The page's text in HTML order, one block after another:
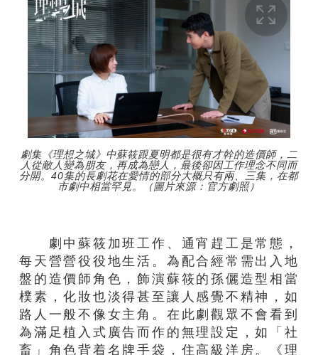
劇集《理想之城》中蘇筱跟夏明都是很有才幹的造價師，二
人從敵人變為朋友，再成為戀人，最後卻因工作理念不同而
分開。40集的長劇花在愛情的部分大概只有兩、三集，在都
市劇中相當罕見。（圖片來源：官方劇照）
劇中蘇筱加班工作、通宵趕工是常態，
每天營營役役地生活。為配合經常需出入地
盤的造價師角色，飾演蘇筱的孫儷造型相當
樸素，化妝也淡得甚至讓人感覺不精神，如
路人一般不像女主角。在此劇觀眾不會看到
為滿足植入式廣告而作的無理設定，如「社
畜」角色背着名牌手袋，住高級洋房。《理